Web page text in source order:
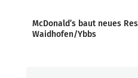
McDonald’s baut neues
Waidhofen/Ybbs